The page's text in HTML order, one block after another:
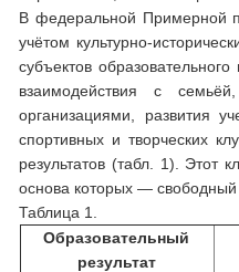
В федеральной Примерной
учётом культурно-
субъектов
взаимодействия с
организациями, развития
спортивных и творческих
результатов (табл. 1). Этот
основа которых —
Таблица 1.
Образовательный
результат